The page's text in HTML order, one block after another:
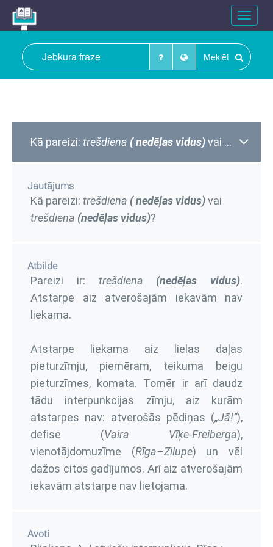
Toggle
Meklēt
Kā pareizi: trešdiena ( nedēļas vidus)vai trešdiena
Jautājums
Kā pareizi: trešdiena ( nedēļas vidus)vai
trešdiena (nedēļas vidus)?
Atbilde
Pareizi ir: trešdiena (nedēļas vidus).
Atstarpe aiz atverošajām iekavām nav
liekama.
Atstarpe liekama aiz lielas daļas
pieturzīmju, piemēram, teikuma beigu
pieturzīmes, komata. Tomēr ir arī daudz
tādu interpunkcijas zīmju, aiz kurām
atstarpes nav: atverošās pēdiņas („Jā!”),
defise (Vaira Vīķe-Freiberga),
vienotājdomuzīme (Rīga–Zilupe) un vēl
dažos citos gadījumos. Arī aiz atverošajām
iekavām atstarpe nav lietojama.
Avoti